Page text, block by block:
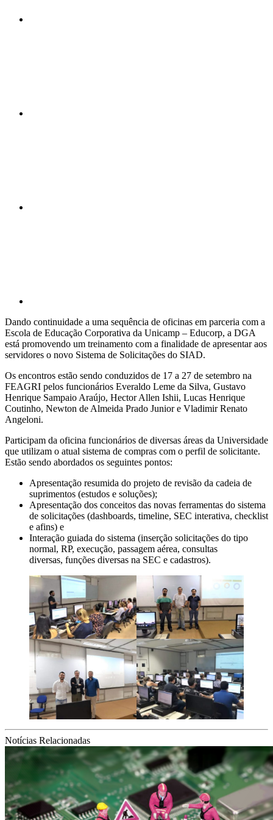
Dando continuidade a uma sequência de oficinas em parceria com a
Escola de Educação Corporativa da Unicamp – Educorp, a DGA
está promovendo um treinamento com a finalidade de apresentar aos
servidores o novo Sistema de Solicitações do SIAD.
Os encontros estão sendo conduzidos de 17 a 27 de setembro na
FEAGRI pelos funcionários Everaldo Leme da Silva, Gustavo
Henrique Sampaio Araújo, Hector Allen Ishii, Lucas Henrique
Coutinho, Newton de Almeida Prado Junior e Vladimir Renato
Angeloni.
Participam da oficina funcionários de diversas áreas da Universidade
que utilizam o atual sistema de compras com o perfil de solicitante.
Estão sendo abordados os seguintes pontos:
Apresentação resumida do projeto de revisão da cadeia de
suprimentos (estudos e soluções);
Apresentação dos conceitos das novas ferramentas do sistema
de solicitações (dashboards, timeline, SEC interativa, checklist
e afins) e
Interação guiada do sistema (inserção solicitações do tipo
normal, RP, execução, passagem aérea, consultas
diversas, funções diversas na SEC e cadastros).
Notícias Relacionadas